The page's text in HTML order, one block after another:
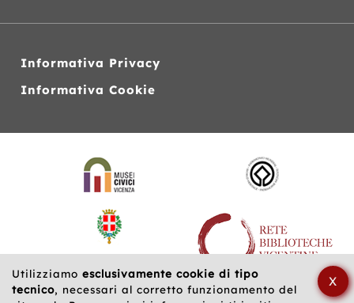
Utilizziamo esclusivamente cookie di tipo
tecnico, necessari al corretto funzionamento del
X
Informativa Privacy
Informativa Cookie